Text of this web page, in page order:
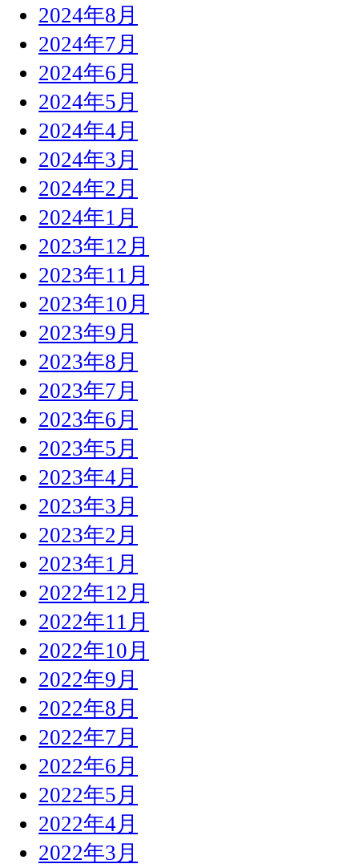
2024年8月
2024年7月
2024年6月
2024年5月
2024年4月
2024年3月
2024年2月
2024年1月
2023年12月
2023年11月
2023年10月
2023年9月
2023年8月
2023年7月
2023年6月
2023年5月
2023年4月
2023年3月
2023年2月
2023年1月
2022年12月
2022年11月
2022年10月
2022年9月
2022年8月
2022年7月
2022年6月
2022年5月
2022年4月
2022年3月